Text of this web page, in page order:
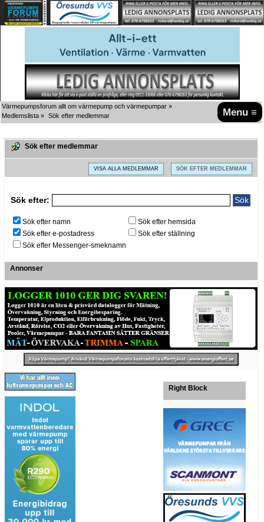
Menu ≡
Värmepumpsforum allt om värmepump och värmepumpar »
Medlemslista » Sök efter medlemmar
Sök efter medlemmar
VISA ALLA MEDLEMMAR SÖK EFTER MEDLEMMAR
Sök efter:
Sök efter namn
Sök efter e-postadress
Sök efter Messenger-smeknamn
Sök efter hemsida
Sök efter ställning
Annonser
Right Block